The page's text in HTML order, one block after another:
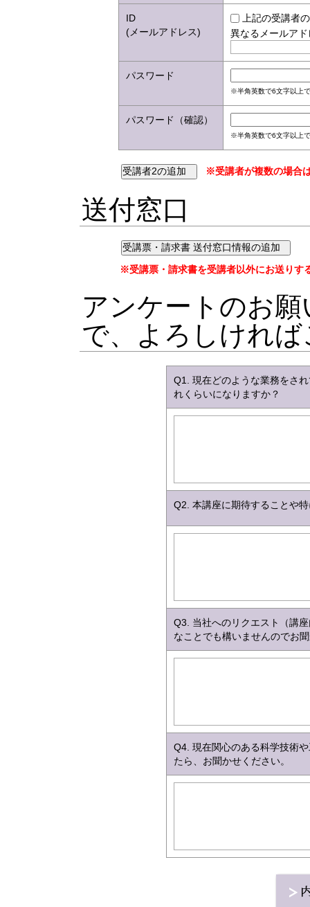
ID
(メールアドレス)
上記の受講者
異なるメールア
パスワード
※半角英数で6文字以上
パスワード（確認）
※半角英数で6文字以上
※受講者が複数の場合
送付窓口
※受講票・請求書を受講者以外にお送りす
アンケートのお
で、よろしけれ
Q1. 現在どのような業務をさ
れくらいになりますか？
Q2. 本講座に期待することや
Q3. 当社へのリクエスト（講
なことでも構いませんのでお
Q4. 現在関心のある科学技術
たら、お聞かせください。